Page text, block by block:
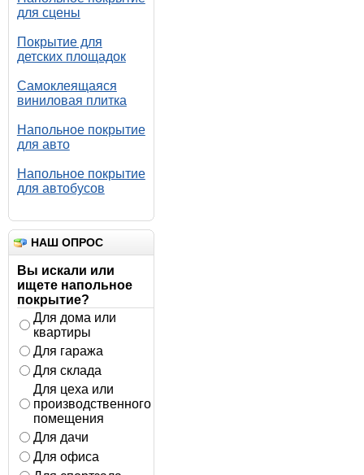
для сцены
Покрытие для
детских площадок
Самоклеящаяся
виниловая плитка
Напольное покрытие
для авто
Напольное покрытие
для автобусов
НАШ ОПРОС
Вы искали или
ищете напольное
покрытие?
Для дома или
квартиры
Для гаража
Для склада
Для цеха или
производственного
помещения
Для дачи
Для офиса